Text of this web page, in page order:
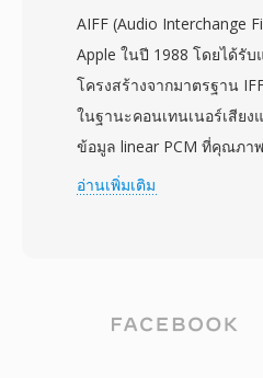
จากสัญญาณขัดจังหวะ ซึ่งเ
สำหรับการส่งออกอากาศแบ
transport streams จาก
ออกแบบสำหรับสื่อจัดเก็บที่เ
มัลติเพล็กซ์หลายโปรแกรม
ตาราง Program Specific
HEVC ควบคู่กับ AAC, AC-3
หลัก TS เป็นแกนหลักของก
AIFF (Audio Interchange
Apple ในปี 1988 โดยได้รั
โครงสร้างจากมาตรฐาน
ในฐานะคอนเทนเนอร์เสียง
ข้อมูล linear PCM ที่คุณภา
บิตที่ 44.1 kHz — รักษาทุกร
มืออาชีพบน macOS มักพึ่งพ
อ่านเพิ่มเติม